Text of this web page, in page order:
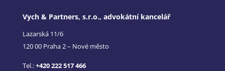
Vych & Partners, s.r.o., advokátní kancelář
Lazarská 11/6
120 00 Praha 2 – Nové město
Tel.:+420 222 517 466